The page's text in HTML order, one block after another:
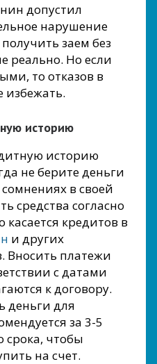
допустил
нарушение
заем без
реально. Но если
то отказов в
историю
историю
не берите деньги
в своей
средства согласно
касается кредитов в
и других
Вносить платежи
с датами
к договору.
деньги для
за 3-5
срока, чтобы
на счет.